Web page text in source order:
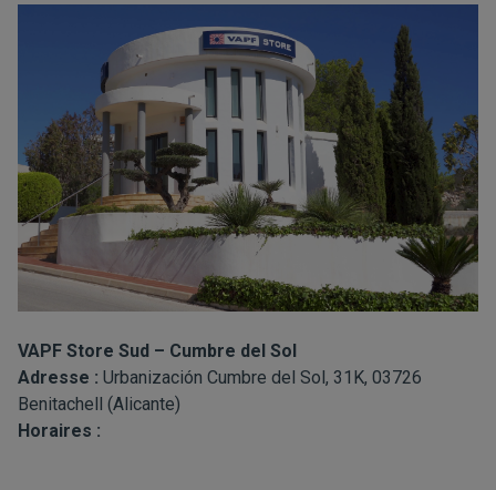
VAPF Store Sud – Cumbre del Sol
Adresse : Urbanización Cumbre del Sol, 31K, 03726
Benitachell (Alicante)
Horaires :